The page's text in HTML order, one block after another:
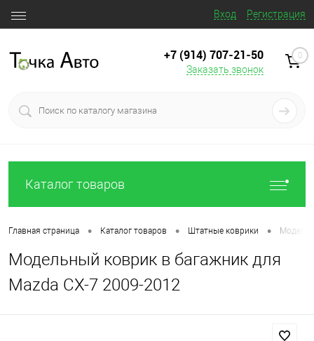
Вход Регистрация
+7 (914) 707‒21‒50
Заказать звонок
0
Каталог товаров
Главная страница • Каталог товаров • Штатные коврики •
Модельный коврик в багажник для
Mazda CX-7 2009-2012